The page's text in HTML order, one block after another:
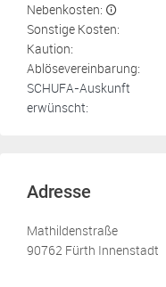
Nebenkosten:
Sonstige Kosten:
Kaution:
Ablösevereinbarung:
SCHUFA-Auskunft
erwünscht:
Adresse
Mathildenstraße
90762 Fürth Innenstadt